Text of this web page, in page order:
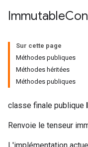
Immutable
Sur cette page
Méthodes publiques
Méthodes héritées
Méthodes publiques
classe finale publique
Renvoie le tenseur